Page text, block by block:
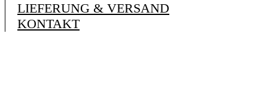
LIEFERUNG & VERSAND
KONTAKT